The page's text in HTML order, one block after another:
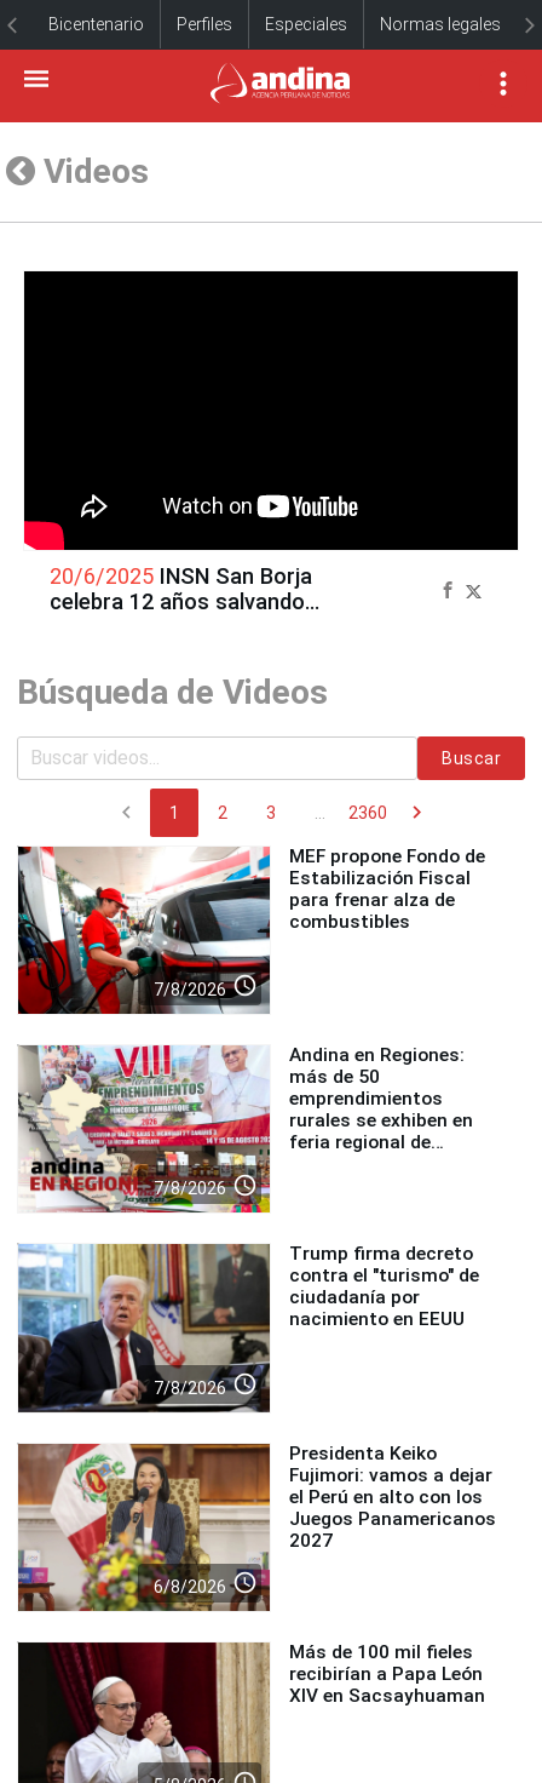
Bicentenario Perfiles Especiales Normas legales
Videos
20/6/2025 INSN San Borja
celebra 12 años salvando
Búsqueda de Videos
Buscar
chevron_left 1 2 3 2360 chevron_right
7/8/2026 access_time
MEF propone Fondo de
Estabilización Fiscal
para frenar alza de
combustibles
7/8/2026 access_time
Andina en Regiones:
más de 50
emprendimientos
rurales se exhiben en
feria regional de
7/8/2026 access_time
Trump firma decreto
contra el "turismo" de
ciudadanía por
nacimiento en EEUU
6/8/2026 access_time
Presidenta Keiko
Fujimori: vamos a dejar
el Perú en alto con los
Juegos Panamericanos
2027
Más de 100 mil fieles
recibirían a Papa León
XIV en Sacsayhuaman